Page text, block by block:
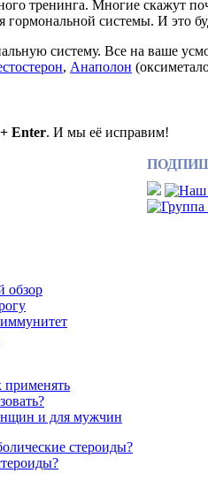
тренинга. Многие скажут
системы. И это
систему. Все на ваше
, Анаполон
Enter. И мы её исправим!
обзор
применять
и для мужчин
стероиды?